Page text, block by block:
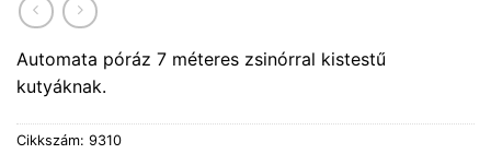
Automata póráz 7 méteres zsinórral kistestű
kutyáknak.
Cikkszám: 9310